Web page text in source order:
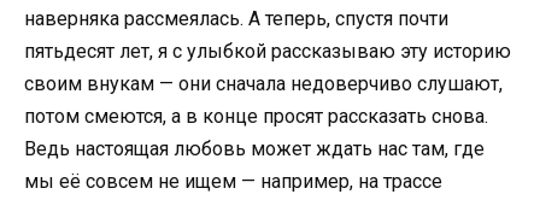
наверняка рассмеялась. А теперь, спустя почти
пятьдесят лет, я с улыбкой рассказываю эту историю
своим внукам — они сначала недоверчиво слушают,
потом смеются, а в конце просят рассказать снова.
Ведь настоящая любовь может ждать нас там, где
мы её совсем не ищем — например, на трассе